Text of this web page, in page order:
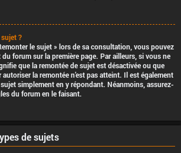
?
le sujet » lors de sa consultation, vous pouvez
forum sur la première page. Par ailleurs, si vous ne
que la remontée de sujet est désactivée ou que
autoriser la remontée n’est pas atteint. Il est également
simplement en y répondant. Néanmoins, assurez-
du forum en le faisant.
de sujets